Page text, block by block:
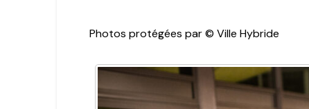
Photos protégées par © Ville Hybride